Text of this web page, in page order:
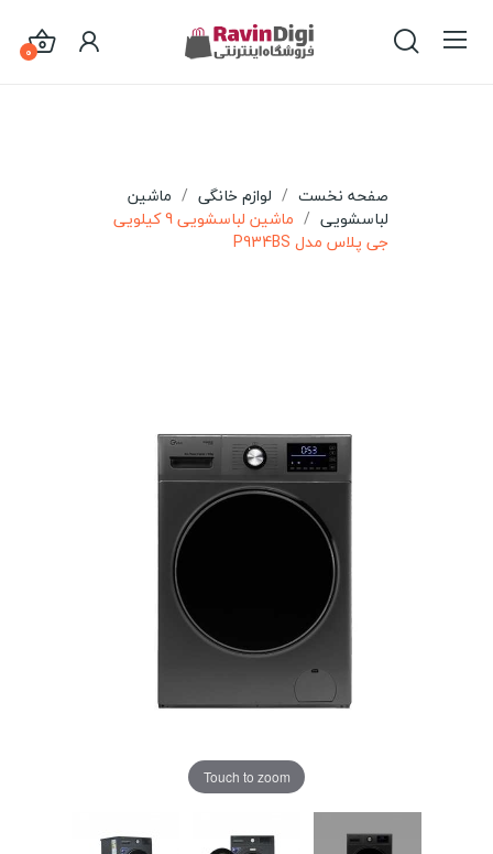
0
صفحه نخست لوازم خانگی
ماشین
لباسشویی
ماشین لباسشویی 9 کیلویی
جی پلاس مدل P934BS
Touch to zoom